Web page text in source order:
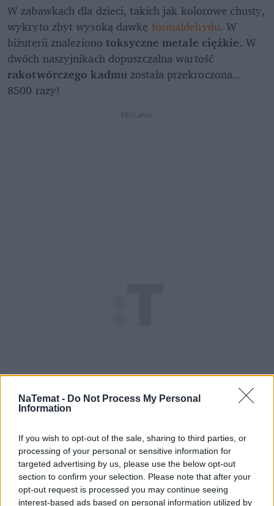
NaTemat - Do Not Process My Personal
Information
If you wish to opt-out of the sale, sharing to third parties, or
processing of your personal or sensitive information for
targeted advertising by us, please use the below opt-out
section to confirm your selection. Please note that after your
opt-out request is processed you may continue seeing
interest-based ads based on personal information utilized by
W zabawkach dla dzieci, takich jak kolorowe chusty,
wykryto zbyt wysoką dawkę formaldehydu. W
biżuterii znaleziono toksyczne metale ciężkie. W
dwóch naszyjnikach dopuszczalna wartość
rakotwórczego kadmu została przekroczona...
8500 razy!
REKLAMA